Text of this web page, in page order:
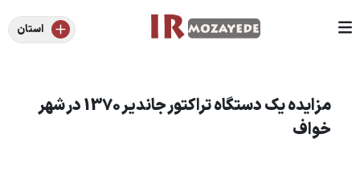
استان
مزایده یک دستگاه تراکتور جاندیر 1370 در شهر
خواف